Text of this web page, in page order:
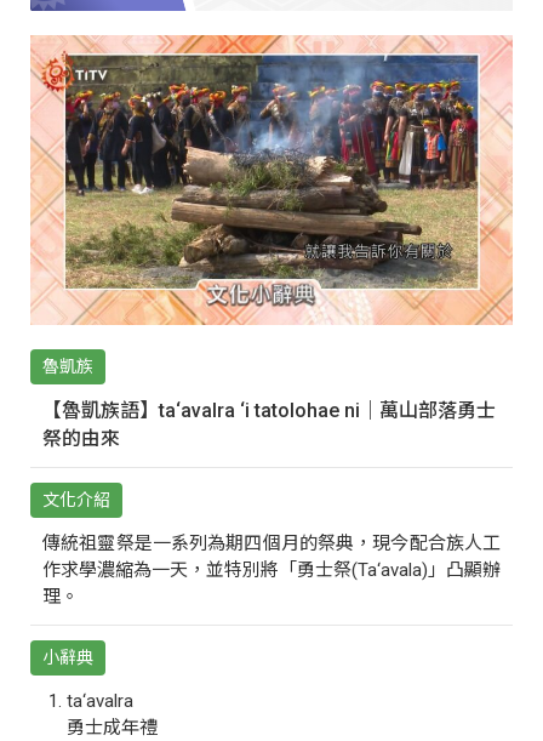
魯凱族
【魯凱族語】ta‘avalra ‘i tatolohae ni｜萬山部落勇士
祭的由來
文化介紹
傳統祖靈祭是一系列為期四個月的祭典，現今配合族人工
作求學濃縮為一天，並特別將「勇士祭(Ta‘avala)」凸顯辦
理。
小辭典
ta‘avalra
勇士成年禮